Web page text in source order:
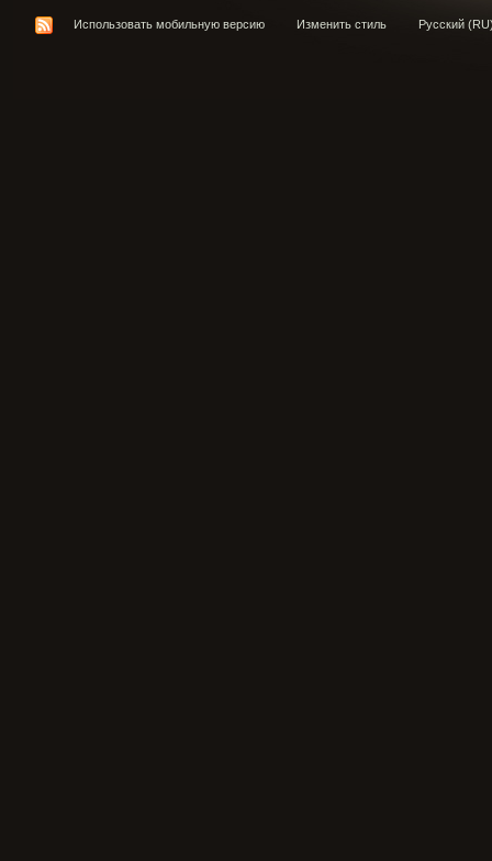
Использовать мобильную версию Изменить стиль Русский